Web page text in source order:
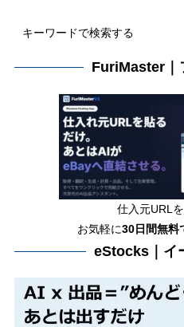
FuriMaster｜
仕入元URL
お気軽に30日間無料
eStocks｜イ